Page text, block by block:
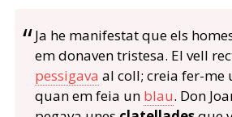
Ja he manifestat que els
em donaven tristesa. El vell
pessigava al coll; creia fer-me
quan em feia un blau. Don